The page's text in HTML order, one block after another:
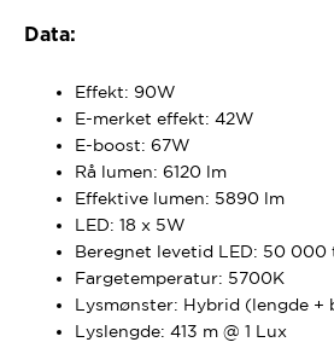
Data:
Effekt: 90W
E-merket effekt: 42W
E-boost: 67W
Rå lumen: 6120 lm
Effektive lumen: 5890 lm
LED: 18 x 5W
Beregnet levetid LED: 50 000
Fargetemperatur: 5700K
Lysmønster: Hybrid (lengde +
Lyslengde: 413 m @ 1 Lux